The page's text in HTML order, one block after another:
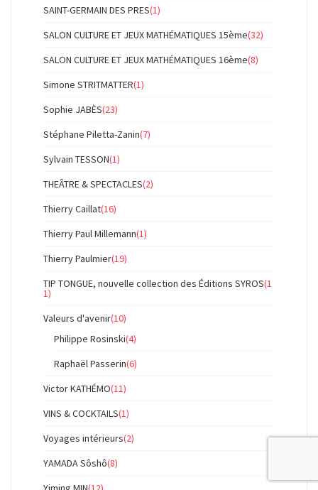
SAINT-GERMAIN DES PRES(1)
SALON CULTURE ET JEUX MATHÉMATIQUES 15ème(32)
SALON CULTURE ET JEUX MATHÉMATIQUES 16ème(8)
Simone STRITMATTER(1)
Sophie JABÈS(23)
Stéphane Piletta-Zanin(7)
Sylvain TESSON(1)
THEÂTRE & SPECTACLES(2)
Thierry Caillat(16)
Thierry Paul Millemann(1)
Thierry Paulmier(19)
TIP TONGUE, nouvelle collection des Éditions SYROS(1
1)
Valeurs d'avenir(10)
Philippe Rosinski(4)
Raphaël Passerin(6)
Victor KATHÉMO(11)
VINS & COCKTAILS(1)
Voyages intérieurs(2)
YAMADA Sôshô(8)